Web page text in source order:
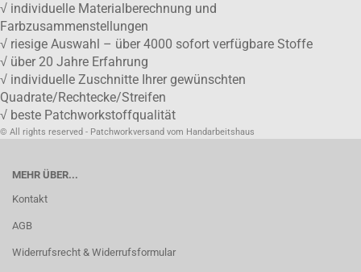
√ individuelle Materialberechnung und
Farbzusammenstellungen
√ riesige Auswahl – über 4000 sofort verfügbare Stoffe
√ über 20 Jahre Erfahrung
√ individuelle Zuschnitte Ihrer gewünschten
Quadrate/Rechtecke/Streifen
√ beste Patchworkstoffqualität
© All rights reserved - Patchworkversand vom Handarbeitshaus
MEHR ÜBER...
Kontakt
AGB
Widerrufsrecht & Widerrufsformular